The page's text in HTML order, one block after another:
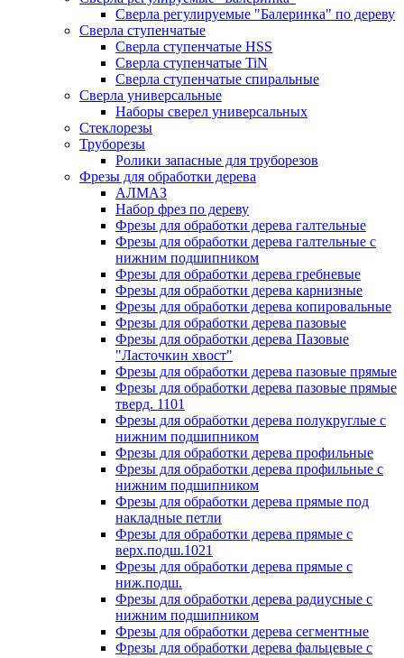
Сверла регулируемые "Балеринка" по дереву
Сверла ступенчатые
Сверла ступенчатые HSS
Сверла ступенчатые TiN
Сверла ступенчатые спиральные
Сверла универсальные
Наборы сверел универсальных
Стеклорезы
Труборезы
Ролики запасные для труборезов
Фрезы для обработки дерева
АЛМАЗ
Набор фрез по дереву
Фрезы для обработки дерева галтельные
Фрезы для обработки дерева галтельные с
нижним подшипником
Фрезы для обработки дерева гребневые
Фрезы для обработки дерева карнизные
Фрезы для обработки дерева копировальные
Фрезы для обработки дерева пазовые
Фрезы для обработки дерева Пазовые
"Ласточкин хвост"
Фрезы для обработки дерева пазовые прямые
Фрезы для обработки дерева пазовые прямые
тверд. 1101
Фрезы для обработки дерева полукруглые с
нижним подшипником
Фрезы для обработки дерева профильные
Фрезы для обработки дерева профильные с
нижним подшипником
Фрезы для обработки дерева прямые под
накладные петли
Фрезы для обработки дерева прямые с
верх.подш.1021
Фрезы для обработки дерева прямые с
ниж.подш.
Фрезы для обработки дерева радиусные с
нижним подшипником
Фрезы для обработки дерева сегментные
Фрезы для обработки дерева фальцевые с